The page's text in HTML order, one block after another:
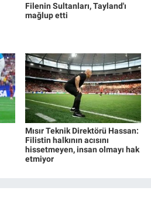
Filenin Sultanları, Tayland'ı
mağlup etti
Mısır Teknik Direktörü Hassan:
Filistin halkının acısını
hissetmeyen, insan olmayı hak
etmiyor